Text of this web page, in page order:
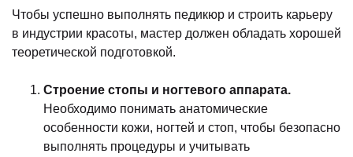
Чтобы успешно выполнять педикюр и строить карьеру
в индустрии красоты, мастер должен обладать хорошей
теоретической подготовкой.
Строение стопы и ногтевого аппарата.
Необходимо понимать анатомические
особенности кожи, ногтей и стоп, чтобы безопасно
выполнять процедуры и учитывать